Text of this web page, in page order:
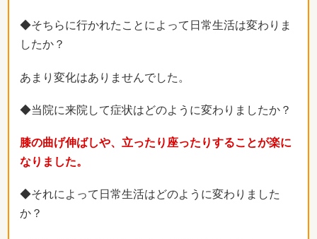
◆そちらに行かれたことによって日常生活は変わりま
したか？
あまり変化はありませんでした。
◆当院に来院して症状はどのように変わりましたか？
膝の曲げ伸ばしや、立ったり座ったりすることが楽に
なりました。
◆それによって日常生活はどのように変わりました
か？